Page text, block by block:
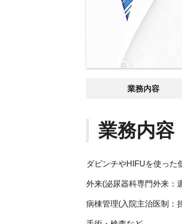
業務内容
業務内容
ダビンチやHIFUを使った
外来(泌尿器科専門外来：
病棟管理(入院主治医制：